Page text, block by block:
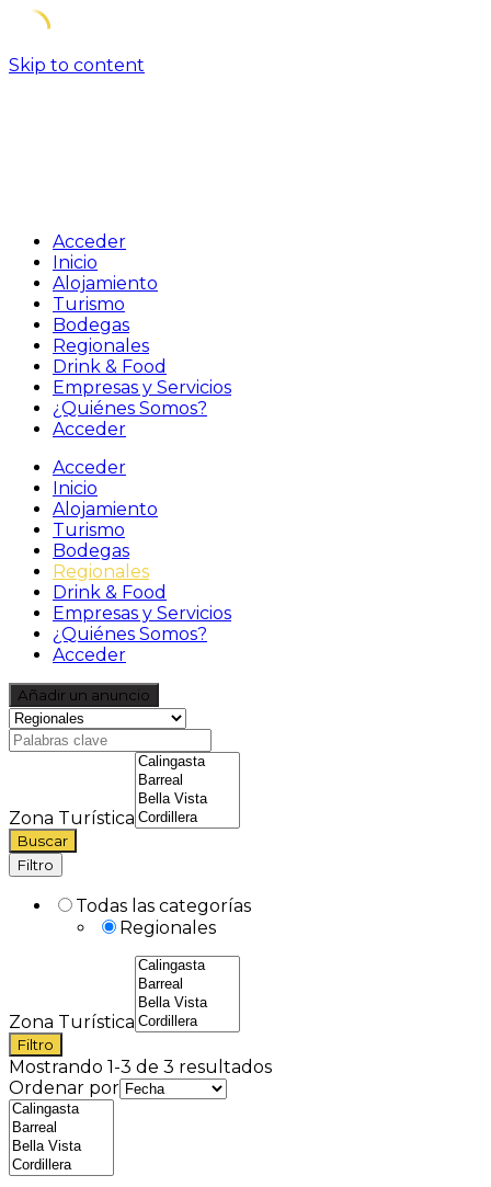
Skip to content
Acceder
Inicio
Alojamiento
Turismo
Bodegas
Regionales
Drink & Food
Empresas y Servicios
¿Quiénes Somos?
Acceder
Acceder
Inicio
Alojamiento
Turismo
Bodegas
Regionales
Drink & Food
Empresas y Servicios
¿Quiénes Somos?
Acceder
Añadir un anuncio
Zona Turística
Buscar
Filtro
Todas las categorías
Regionales
Zona Turística
Filtro
Mostrando 1-3 de 3 resultados
Ordenar por